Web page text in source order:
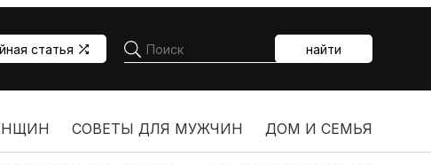
статья найти
СОВЕТЫ ДЛЯ МУЖЧИН ДОМ И СЕМЬЯ